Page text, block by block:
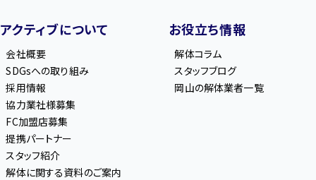
アクティブについて
会社概要
SDGsへの取り組み
採用情報
協力業社様募集
FC加盟店募集
提携パートナー
スタッフ紹介
解体に関する資料のご案内
お役立ち情報
解体コラム
スタッフブログ
岡山の解体業者一覧